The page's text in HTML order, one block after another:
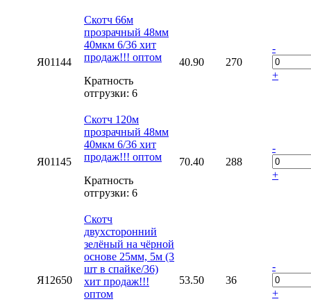
Я01144
Скотч 66м
прозрачный 48мм
40мкм 6/36 хит
продаж!!! оптом
Кратность
отгрузки: 6
40.90 270
-
+
Я01145
Скотч 120м
прозрачный 48мм
40мкм 6/36 хит
продаж!!! оптом
Кратность
отгрузки: 6
70.40 288
-
+
Я12650
Скотч
двухсторонний
зелёный на чёрной
основе 25мм, 5м (3
шт в спайке/36)
хит продаж!!!
оптом
53.50 36
-
+